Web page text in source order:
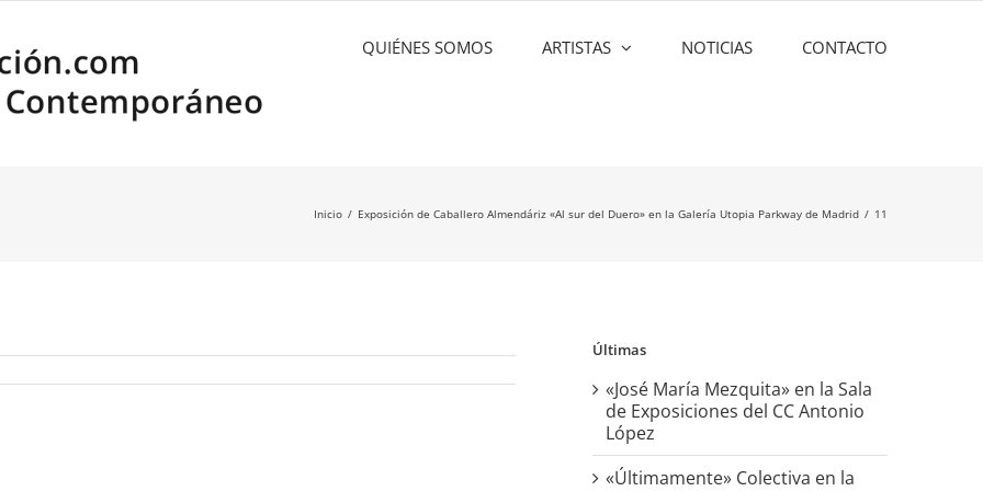
QUIÉNES SOMOS ARTISTAS NOTICIAS CONTACTO
Inicio Exposición de Caballero Almendáriz «Al sur del Duero» en la Galería Utopia Parkway de Madrid 11
Últimas
«José María Mezquita» en la Sala
de Exposiciones del CC Antonio
López
«Últimamente» Colectiva en la